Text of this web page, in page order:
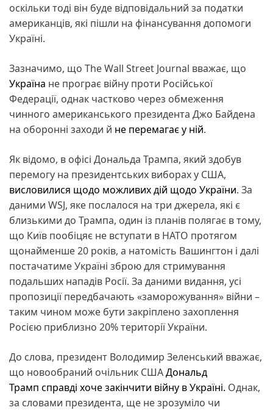
оскільки тоді він буде відповідальний за податки
американців, які пішли на фінансування допомоги
Україні.
Зазначимо, що The Wall Street Journal вважає, що
Україна не програє війну проти Російської
Федерації, однак частково через обмеження
чинного американського президента Джо Байдена
на оборонні заходи й не перемагає у ній.
Як відомо, в офісі Дональда Трампа, який здобув
перемогу на президентських виборах у США,
висловилися щодо можливих дій щодо України. За
даними WSJ, яке послалося на три джерела, які є
близькими до Трампа, один із планів полягає в тому,
що Київ пообіцяє не вступати в НАТО протягом
щонайменше 20 років, а натомість Вашингтон і далі
постачатиме Україні зброю для стримування
подальших нападів Росії. За даними видання, усі
пропозиції передбачають «заморожування» війни –
таким чином може бути закріплено захоплення
Росією приблизно 20% території України.
До слова, президент Володимир Зеленський вважає,
що новообраний очільник СШАДональд
Трамп справді хоче закінчити війну в Україні. Однак,
за словами президента, ще не зрозуміло чи